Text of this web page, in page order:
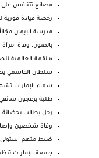
مصانع تتنافس
رخصة قيادة فورية
مدرسة الإيمان مجّاناً
بالصور.. وفاة امرأة
«القمة العالمية
سلطان القاسمي
سماء الإمارات
طلبة يزعجون
رجل يطالب
وفاة شخصين
ضبط متهم استولى على
جامعة الإمارات